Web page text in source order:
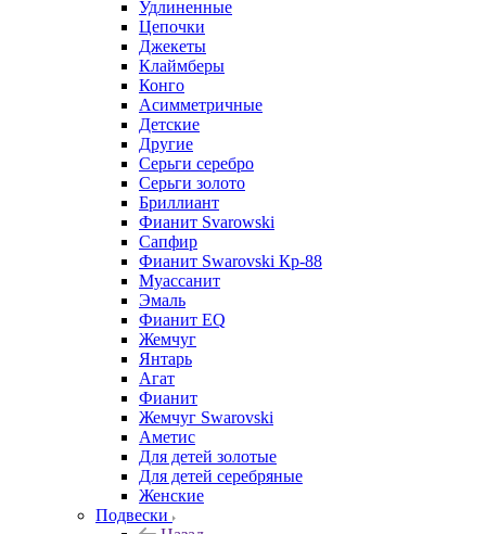
Удлиненные
Цепочки
Джекеты
Клаймберы
Конго
Асимметричные
Детские
Другие
Серьги серебро
Серьги золото
Бриллиант
Фианит Svarowski
Сапфир
Фианит Swarovski Кр-88
Муассанит
Эмаль
Фианит EQ
Жемчуг
Янтарь
Агат
Фианит
Жемчуг Swarovski
Аметис
Для детей золотые
Для детей серебряные
Женские
Подвески